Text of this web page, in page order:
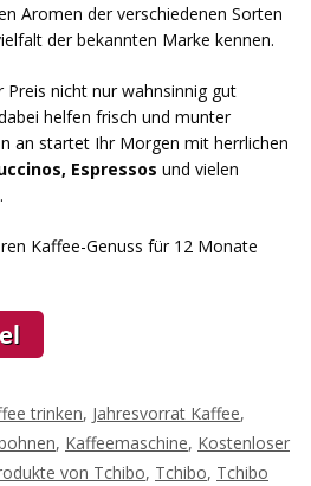
Aromen der verschiedenen Sorten
der bekannten Marke kennen.
nicht nur wahnsinnig gut
helfen frisch und munter
an startet Ihr Morgen mit herrlichen
Espressos und vielen
Kaffee-Genuss für 12 Monate
trinken, Jahresvorrat Kaffee,
, Kaffeemaschine, Kostenloser
von Tchibo, Tchibo, Tchibo